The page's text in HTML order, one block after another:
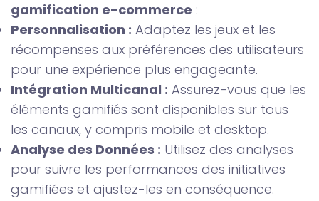
gamification e-commerce :
Personnalisation : Adaptez les jeux et les
récompenses aux préférences des utilisateurs
pour une expérience plus engageante.
Intégration Multicanal : Assurez-vous que les
éléments gamifiés sont disponibles sur tous
les canaux, y compris mobile et desktop.
Analyse des Données : Utilisez des analyses
pour suivre les performances des initiatives
gamifiées et ajustez-les en conséquence.